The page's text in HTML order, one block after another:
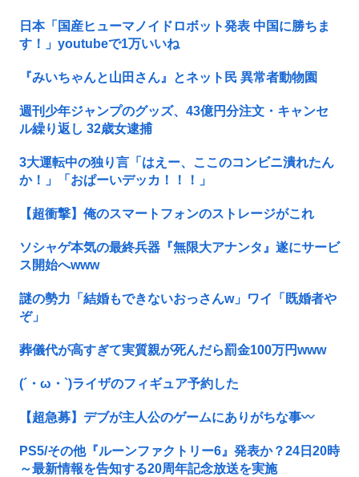
日本「国産ヒューマノイドロボット発表 中国に勝ちま
す！」youtubeで1万いいね
『みいちゃんと山田さん』とネット民 異常者動物園
週刊少年ジャンプのグッズ、43億円分注文・キャンセ
ル繰り返し 32歳女逮捕
3大運転中の独り言「はえー、ここのコンビニ潰れたん
か！」「おぱーいデッカ！！！」
【超衝撃】俺のスマートフォンのストレージがこれ
ソシャゲ本気の最終兵器『無限大アナンタ』遂にサービ
ス開始へwww
謎の勢力「結婚もできないおっさんw」ワイ「既婚者や
ぞ」
葬儀代が高すぎて実質親が死んだら罰金100万円www
(´・ω・`)ライザのフィギュア予約した
【超急募】デブが主人公のゲームにありがちな事〰
PS5/その他『ルーンファクトリー6』発表か？24日20時
～最新情報を告知する20周年記念放送を実施